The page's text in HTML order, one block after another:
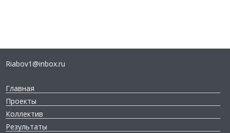
Riabov1@inbox.ru
Главная
Проекты
Коллектив
Результаты